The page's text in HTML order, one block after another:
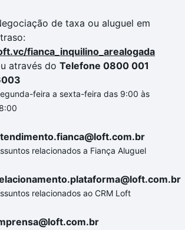
de taxa ou aluguel em
fianca_inquilino_arealogada
através do Telefone 0800 001
feira a sexta-feira das 9:00 às
relacionados a Fiança Aluguel
relacionados ao CRM Loft